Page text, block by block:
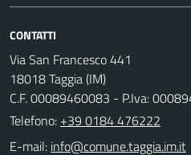
CONTATTI
Via San Francesco 441
18018 Taggia (IM)
C.F. 00089460083 - P.Iva:
Telefono: +39 0184 476222
E-mail: